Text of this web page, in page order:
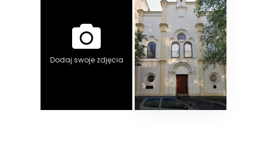
Dodaj swoje zdjęcia